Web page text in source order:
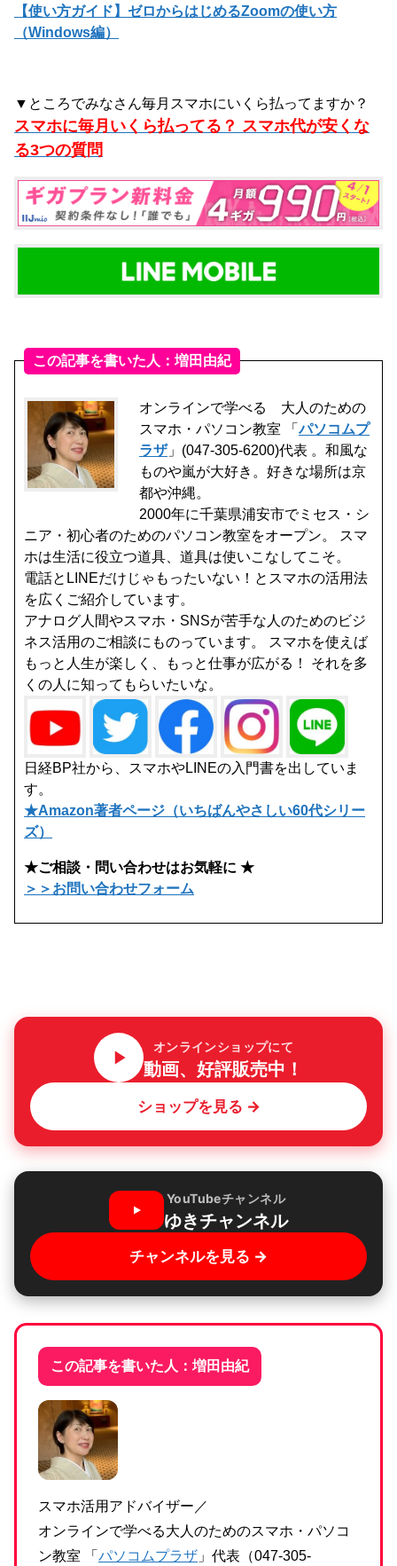
【使い方ガイド】ゼロからはじめるZoomの使い方
（Windows編）
▼ところでみなさん毎月スマホにいくら払ってますか？
スマホに毎月いくら払ってる？ スマホ代が安くな
る3つの質問
この記事を書いた人：増田由紀
オンラインで学べる 大人のための
スマホ・パソコン教室 「パソコムプ
ラザ」(047-305-6200)代表 。和風な
ものや嵐が大好き。好きな場所は京
都や沖縄。
2000年に千葉県浦安市でミセス・シ
ニア・初心者のためのパソコン教室をオープン。 スマ
ホは生活に役立つ道具、道具は使いこなしてこそ。
電話とLINEだけじゃもったいない！とスマホの活用法
を広くご紹介しています。
アナログ人間やスマホ・SNSが苦手な人のためのビジ
ネス活用のご相談にものっています。 スマホを使えば
もっと人生が楽しく、もっと仕事が広がる！ それを多
くの人に知ってもらいたいな。
日経BP社から、スマホやLINEの入門書を出していま
す。
★Amazon著者ページ（いちばんやさしい60代シリー
ズ）
★ご相談・問い合わせはお気軽に ★
＞＞お問い合わせフォーム
オンラインショップにて
動画、好評販売中！
ショップを見る →
YouTubeチャンネル
ゆきチャンネル
チャンネルを見る →
この記事を書いた人：増田由紀
スマホ活用アドバイザー／
オンラインで学べる大人のためのスマホ・パソコ
ン教室 「 パソコムプラザ 」代表（047-305-